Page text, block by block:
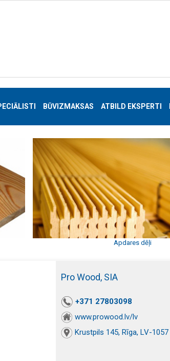
BŪVIZMAKSAS ATBILD EKSPERTI
Apdares dēļi
Pro Wood, SIA
+371 27803098
www.prowood.lv/lv
Krustpils 145, Rīga, LV-1057